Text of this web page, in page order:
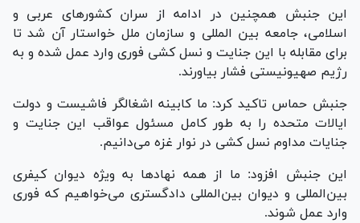
این جنبش همچنین در ادامه از سران کشور‌های عربی و
اسلامی، جامعه بین المللی و سازمان ملل خواستار آن شد تا
برای مقابله با این جنایت و نسل کشی فوری وارد عمل شده و به
رژیم صهیونیستی فشار بیاورند.
جنبش حماس تاکید کرد: ما کابینه اشغالگر فاشیست و دولت
ایالات متحده را به طور کامل مسئول عواقب این جنایت و
جنایات مداوم نسل کشی در نوار غزه می‌دانیم.
این جنبش افزود: ما از همه نهاد‌ها به ویژه دیوان کیفری
بین‌المللی و دیوان بین‌المللی دادگستری می‌خواهیم که فوری
وارد عمل شوند.